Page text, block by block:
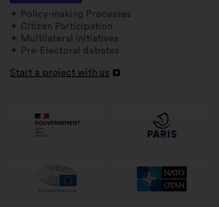
Policy-making Processes
Citizen Participation
Multilateral initiatives
Pre-Electoral debates
Start a project with us
Atvērt